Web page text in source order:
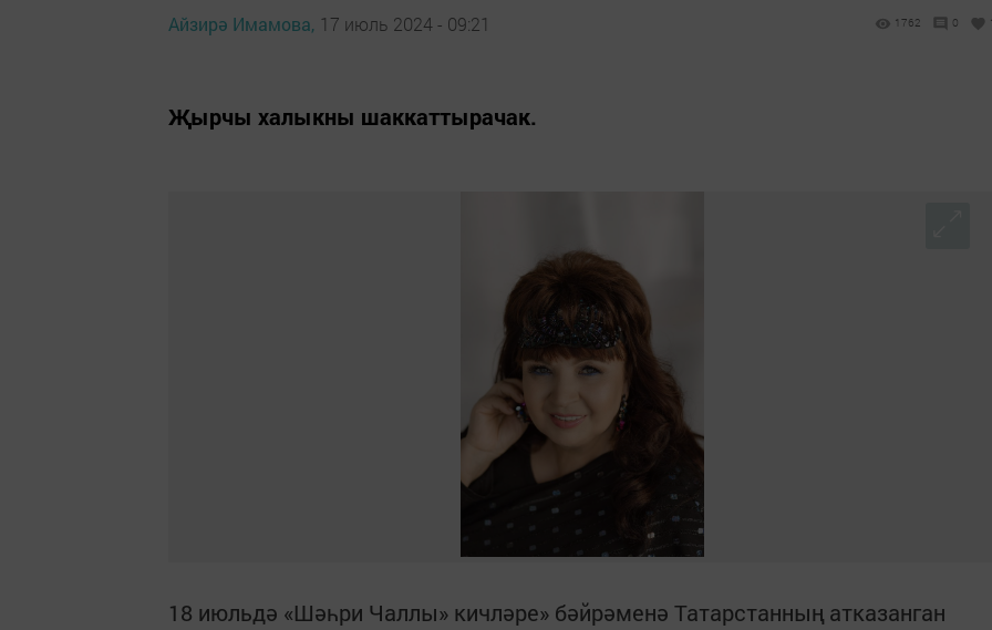
Айзирә Имамова, 17 июль 2024 - 09:21 1762 0
Җырчы халыкны шаккаттырачак.
18 июльдә «Шәһри Чаллы» кичләре» бәйрәменә Татарстанның атказанган